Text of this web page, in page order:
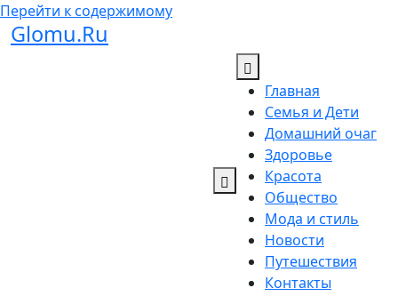
Перейти к содержимому
Glomu.Ru
Главная
Семья и Дети
Домашний очаг
Здоровье
Красота
Общество
Мода и стиль
Новости
Путешествия
Контакты